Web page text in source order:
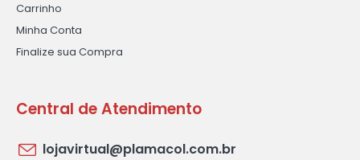
Carrinho
Minha Conta
Finalize sua Compra
Central de Atendimento
lojavirtual@plamacol.com.br